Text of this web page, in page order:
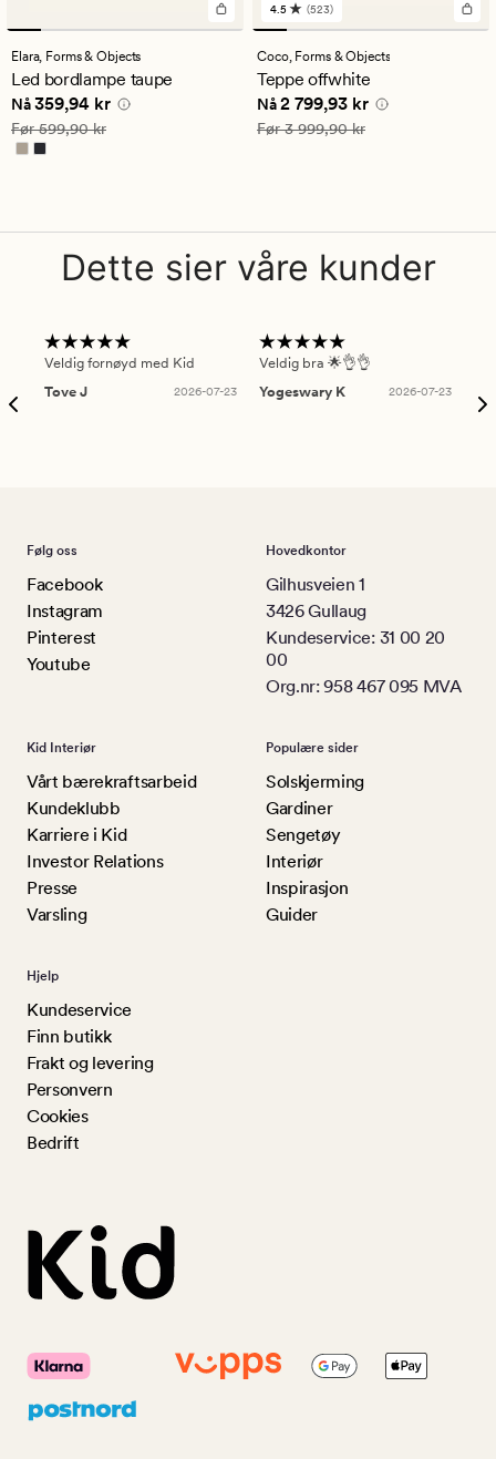
Elara, Forms & Objects
Led bordlampe taupe
Nåværende pris
Nå359,94 kr
Vanlig pris 599,90 kr
Før599,90 kr
523
anmeldelser
med
en
gjennomsnittlig
vurdering
på
4.5
4.5 (523)
Coco, Forms & Objects
Teppe offwhite
Nåværende pris
Nå2 799,93 kr
Vanlig pris 3 999,90 kr
Før3 999,90 kr
Dette sier våre kunder
Veldig fornøyd med Kid
Tove J
2026-07-23
Veldig bra 🌟👌👌
Yogeswary K
2026-07-23
Følg oss
Facebook
Instagram
Pinterest
Youtube
Hovedkontor
Gilhusveien 1
3426 Gullaug
Kundeservice: 31 00 20
00
Org.nr: 958 467 095 MVA
Kid Interiør
Vårt bærekraftsarbeid
Kundeklubb
Karriere i Kid
Investor Relations
Presse
Varsling
Populære sider
Solskjerming
Gardiner
Sengetøy
Interiør
Inspirasjon
Guider
Hjelp
Kundeservice
Finn butikk
Frakt og levering
Personvern
Cookies
Bedrift